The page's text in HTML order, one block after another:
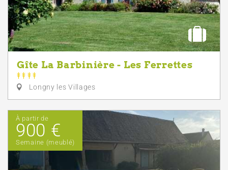
Gîte La Barbinière - Les Ferrettes
Longny les Villages
À partir de
900 €
Semaine (meublé)